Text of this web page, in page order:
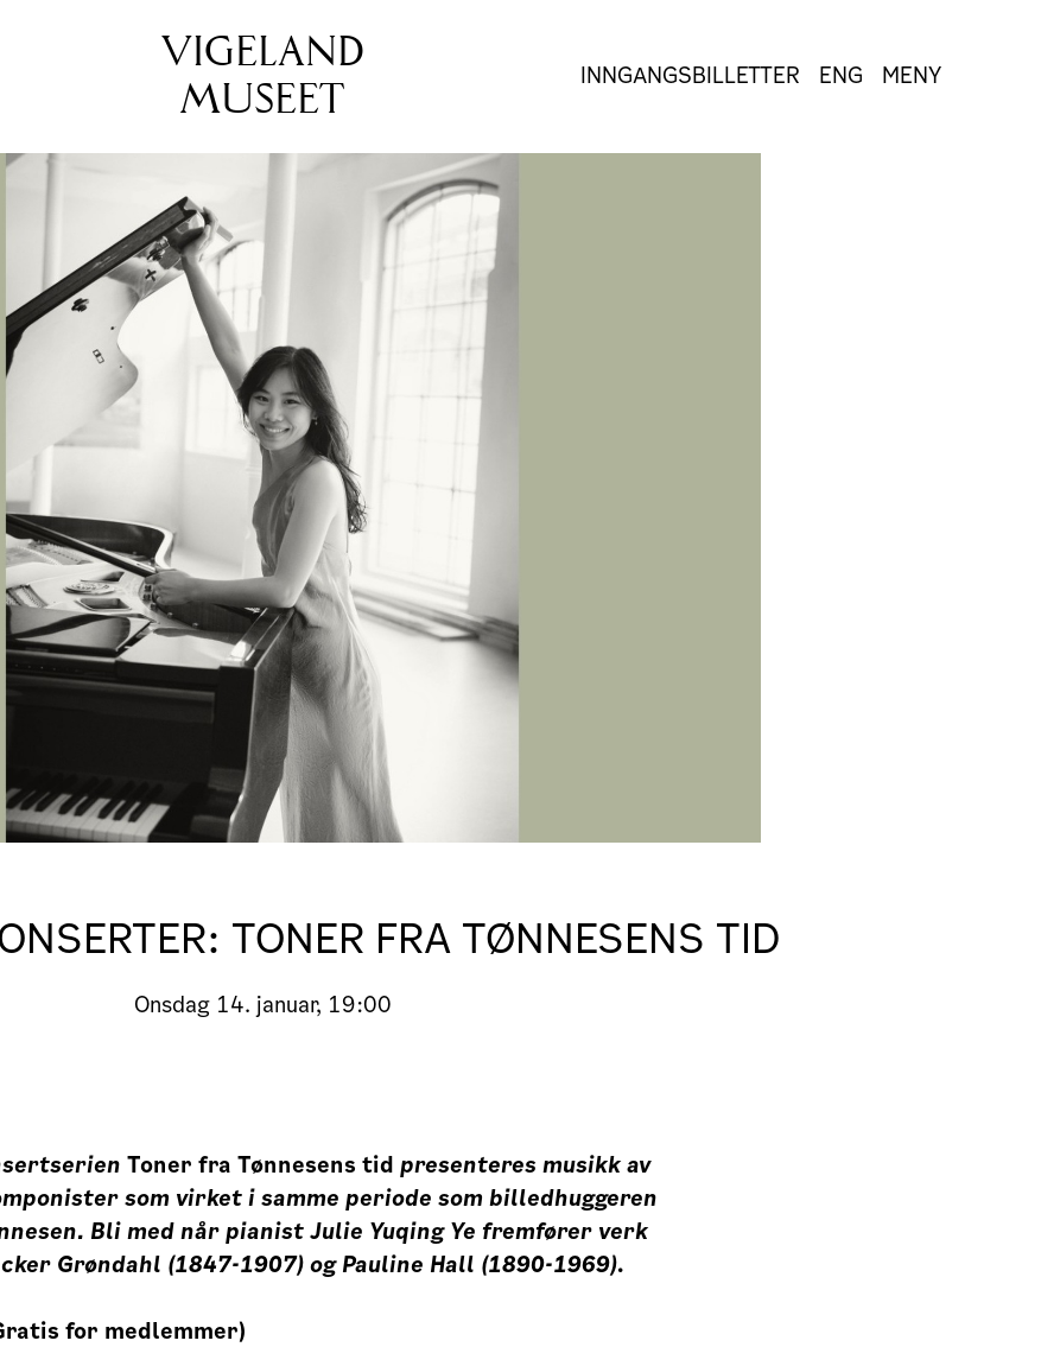
VIGELAND
MUSEET
INNGANGSBILLETTER ENG MENY
TONER FRA TØNNESENS TID
Onsdag14. januar, 19:00
Toner fra Tønnesens tid presenteres musikk av
som virket i samme periode som billedhuggeren
Bli med når pianist Julie Yuqing Ye fremfører verk
Grøndahl (1847-1907) ogPauline Hall (1890-1969).
for medlemmer)